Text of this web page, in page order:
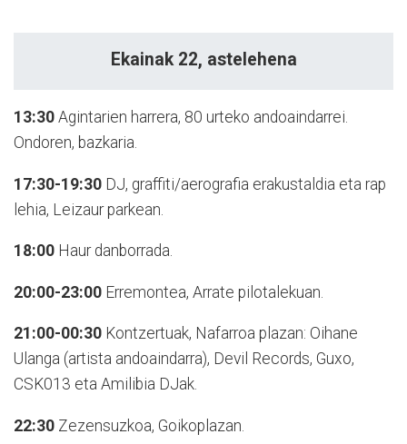
Ekainak 22, astelehena
13:30 Agintarien harrera, 80 urteko andoaindarrei.
Ondoren, bazkaria.
17:30-19:30 DJ, graffiti/aerografia erakustaldia eta rap
lehia, Leizaur parkean.
18:00 Haur danborrada.
20:00-23:00 Erremontea, Arrate pilotalekuan.
21:00-00:30 Kontzertuak, Nafarroa plazan: Oihane
Ulanga (artista andoaindarra), Devil Records, Guxo,
CSK013 eta Amilibia DJak.
22:30 Zezensuzkoa, Goikoplazan.